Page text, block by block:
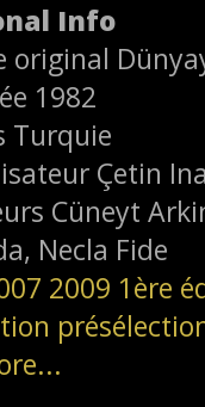
Info
original
1982
Turquie
Çetin
Cüneyt
Necla Fide
2009 1ère